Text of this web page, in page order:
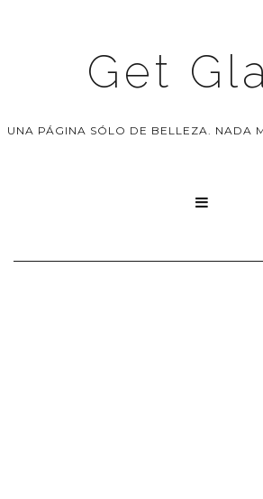
Get
UNA PÁGINA SÓLO DE BELLEZA. NADA
